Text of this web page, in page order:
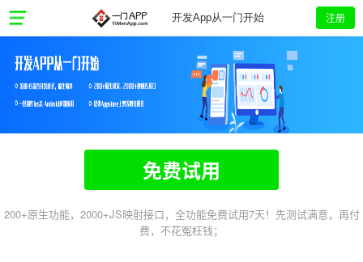
开发App从一门开始 注册
免费试用
200+原生功能，2000+JS映射接口，全功能免费试用7天！先测试满意，再付
费，不花冤枉钱；